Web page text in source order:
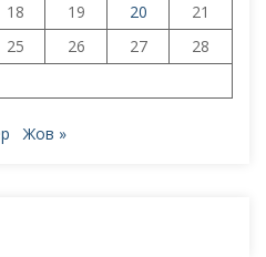
18 19 20
21
25 26 27
28
Жов »